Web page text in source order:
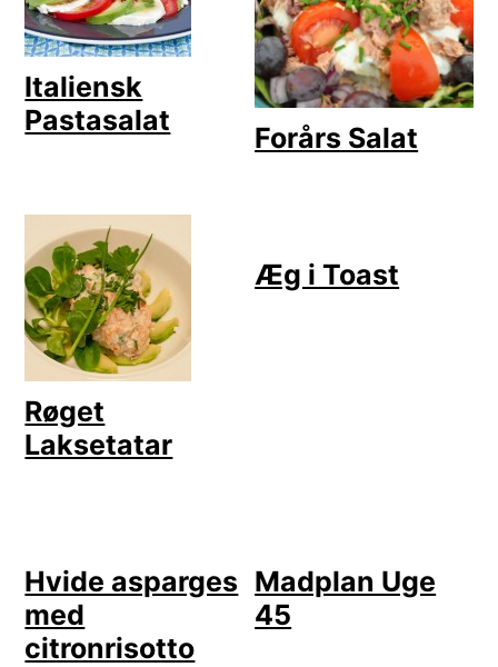
Italiensk
Pastasalat
Forårs Salat
Røget
Laksetatar
Æg i Toast
Hvide asparges
med
citronrisotto
Madplan Uge
45